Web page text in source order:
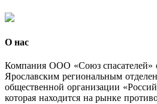
О нас
Компания ООО «Союз спасателей»
Ярославским региональным
общественной организации
которая находится на рынке